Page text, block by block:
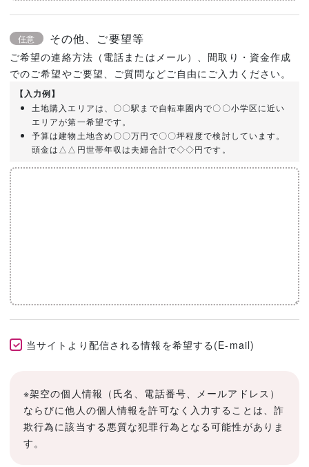
任意 その他、ご要望等
ご希望の連絡方法（電話またはメール）、間取り・資金作成
でのご希望やご要望、ご質問などご自由にご入力ください。
【入力例】
土地購入エリアは、〇〇駅まで自転車圏内で〇〇小学区に近い
エリアが第一希望です。
予算は建物土地含め〇〇万円で〇〇坪程度で検討しています。
頭金は△△円世帯年収は夫婦合計で◇◇円です。
当サイトより配信される情報を希望する(E-mail)
※架空の個人情報（氏名、電話番号、メールアドレス）
ならびに他人の個人情報を許可なく入力することは、詐
欺行為に該当する悪質な犯罪行為となる可能性がありま
す。